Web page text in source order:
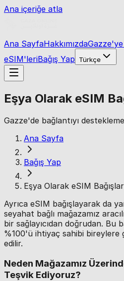
Ana içeriğe atla
Ana SayfaHakkımızda
eSIM'leriBağış Yap Türkçe
Eşya Olarak eSIM
Gazze'de bağlantıyı
Ana Sayfa
Bağış Yap
Eşya Olarak eSIM
Ayrıca eSIM bağışlayarak da
seyahat bağlı mağazamız
bir sağlayıcıdan doğrudan. Bu
%100'ü ihtiyaç sahibi bireylere
edilir.
Neden Mağazamız
Teşvik Ediyoruz?